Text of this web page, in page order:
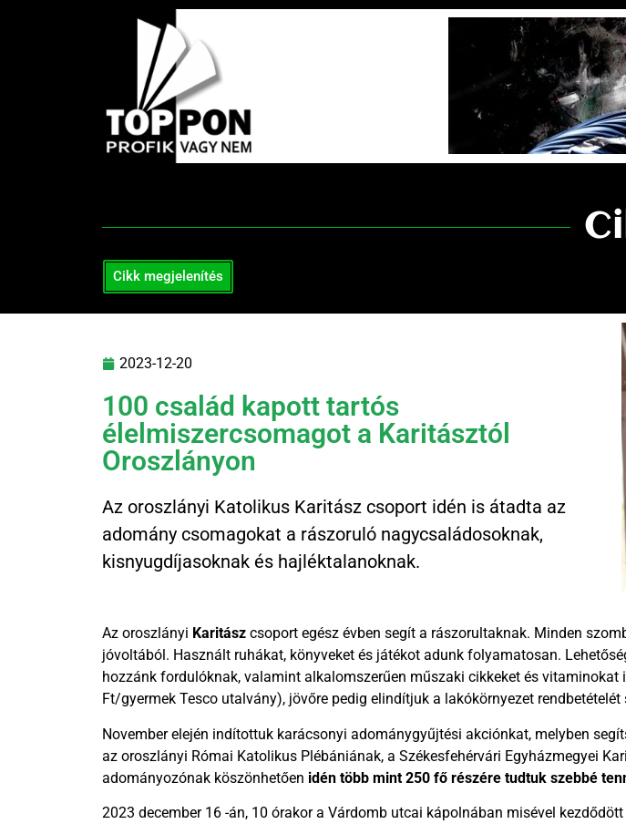
Cikk megjelenítés
2023-12-20
100 család kapott tartós
élelmiszercsomagot a Karitásztól
Oroszlányon
Az oroszlányi Katolikus Karitász csoport idén is átadta az
adomány csomagokat a rászoruló nagycsaládosoknak,
kisnyugdíjasoknak és hajléktalanoknak.
Az oroszlányi Karitász csoport egész évben segít a rászorultaknak. Minden
jóvoltából. Használt ruhákat, könyveket és játékot adunk folyamatosan.
hozzánk fordulóknak, valamint alkalomszerűen műszaki cikkeket és
Ft/gyermek Tesco utalvány), jövőre pedig elindítjuk a lakókörnyezet
November elején indítottuk karácsonyi adománygyűjtési akciónkat, melyben
az oroszlányi Római Katolikus Plébániának, a Székesfehérvári Egyházmegyei
adományozónak köszönhetően idén több mint 250 fő részére tudtuk szebbé
2023 december 16 -án, 10 órakor a Várdomb utcai kápolnában misével